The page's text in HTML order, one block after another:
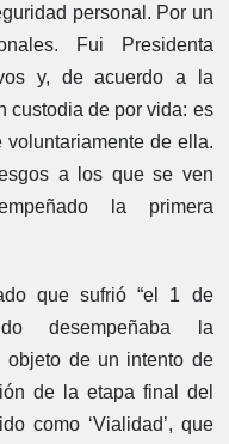
personal. Por un
Fui Presidenta
y, de acuerdo a la
custodia de por vida: es
de ella.
a los que se ven
la primera
que sufrió “el 1 de
desempeñaba la
objeto de un intento de
de la etapa final del
como ‘Vialidad’, que